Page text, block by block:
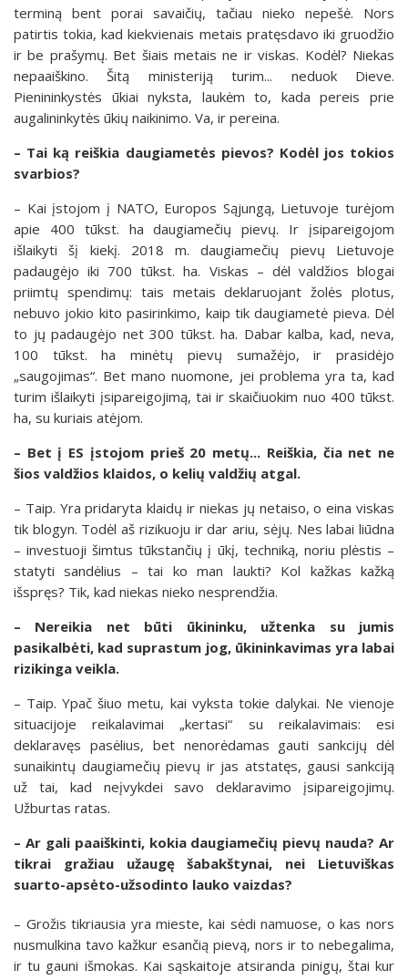
terminą bent porai savaičių, tačiau nieko nepešė. Nors
patirtis tokia, kad kiekvienais metais pratęsdavo iki gruodžio
ir be prašymų. Bet šiais metais ne ir viskas. Kodėl? Niekas
nepaaiškino. Šitą ministeriją turim... neduok Dieve.
Pienininkystės ūkiai nyksta, laukėm to, kada pereis prie
augalininkytės ūkių naikinimo. Va, ir pereina.
– Tai ką reiškia daugiametės pievos? Kodėl jos tokios
svarbios?
– Kai įstojom į NATO, Europos Sąjungą, Lietuvoje turėjom
apie 400 tūkst. ha daugiamečių pievų. Ir įsipareigojom
išlaikyti šį kiekį. 2018 m. daugiamečių pievų Lietuvoje
padaugėjo iki 700 tūkst. ha. Viskas – dėl valdžios blogai
priimtų spendimų: tais metais deklaruojant žolės plotus,
nebuvo jokio kito pasirinkimo, kaip tik daugiametė pieva. Dėl
to jų padaugėjo net 300 tūkst. ha. Dabar kalba, kad, neva,
100 tūkst. ha minėtų pievų sumažėjo, ir prasidėjo
„saugojimas“. Bet mano nuomone, jei problema yra ta, kad
turim išlaikyti įsipareigojimą, tai ir skaičiuokim nuo 400 tūkst.
ha, su kuriais atėjom.
– Bet į ES įstojom prieš 20 metų... Reiškia, čia net ne
šios valdžios klaidos, o kelių valdžių atgal.
– Taip. Yra pridaryta klaidų ir niekas jų netaiso, o eina viskas
tik blogyn. Todėl aš rizikuoju ir dar ariu, sėjų. Nes labai liūdna
– investuoji šimtus tūkstančių į ūkį, techniką, noriu plėstis –
statyti sandėlius – tai ko man laukti? Kol kažkas kažką
išspręs? Tik, kad niekas nieko nesprendžia.
– Nereikia net būti ūkininku, užtenka su jumis
pasikalbėti, kad suprastum jog, ūkininkavimas yra labai
rizikinga veikla.
– Taip. Ypač šiuo metu, kai vyksta tokie dalykai. Ne vienoje
situacijoje reikalavimai „kertasi“ su reikalavimais: esi
deklaravęs pasėlius, bet nenorėdamas gauti sankcijų dėl
sunaikintų daugiamečių pievų ir jas atstatęs, gausi sankciją
už tai, kad neįvykdei savo deklaravimo įsipareigojimų.
Užburtas ratas.
– Ar gali paaiškinti, kokia daugiamečių pievų nauda? Ar
tikrai gražiau užaugę šabakštynai, nei Lietuviškas
suarto-apsėto-užsodinto lauko vaizdas?
– Grožis tikriausia yra mieste, kai sėdi namuose, o kas nors
nusmulkina tavo kažkur esančią pievą, nors ir to nebegalima,
ir tu gauni išmokas. Kai sąskaitoje atsiranda pinigų, štai kur